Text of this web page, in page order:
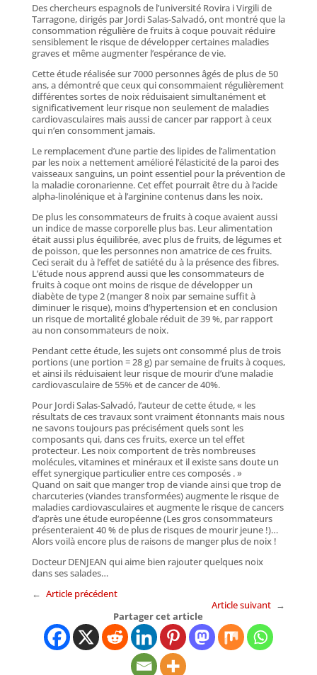
Des chercheurs espagnols de l’université Rovira i Virgili de
Tarragone, dirigés par Jordi Salas-Salvadó, ont montré que la
consommation régulière de fruits à coque pouvait réduire
sensiblement le risque de développer certaines maladies
graves et même augmenter l’espérance de vie.
Cette étude réalisée sur 7000 personnes âgés de plus de 50
ans, a démontré que ceux qui consommaient régulièrement
différentes sortes de noix réduisaient simultanément et
significativement leur risque non seulement de maladies
cardiovasculaires mais aussi de cancer par rapport à ceux
qui n’en consomment jamais.
Le remplacement d’une partie des lipides de l’alimentation
par les noix a nettement amélioré l’élasticité de la paroi des
vaisseaux sanguins, un point essentiel pour la prévention de
la maladie coronarienne. Cet effet pourrait être du à l’acide
alpha-linolénique et à l’arginine contenus dans les noix.
De plus les consommateurs de fruits à coque avaient aussi
un indice de masse corporelle plus bas. Leur alimentation
était aussi plus équilibrée, avec plus de fruits, de légumes et
de poisson, que les personnes non amatrice de ces fruits.
Ceci serait du à l’effet de satiété du à la présence des fibres.
L’étude nous apprend aussi que les consommateurs de
fruits à coque ont moins de risque de développer un
diabète de type 2 (manger 8 noix par semaine suffit à
diminuer le risque), moins d’hypertension et en conclusion
un risque de mortalité globale réduit de 39 %, par rapport
au non consommateurs de noix.
Pendant cette étude, les sujets ont consommé plus de trois
portions (une portion = 28 g) par semaine de fruits à coques,
et ainsi ils réduisaient leur risque de mourir d’une maladie
cardiovasculaire de 55% et de cancer de 40%.
Pour Jordi Salas-Salvadó, l’auteur de cette étude, « les
résultats de ces travaux sont vraiment étonnants mais nous
ne savons toujours pas précisément quels sont les
composants qui, dans ces fruits, exerce un tel effet
protecteur. Les noix comportent de très nombreuses
molécules, vitamines et minéraux et il existe sans doute un
effet synergique particulier entre ces composés . »
Quand on sait que manger trop de viande ainsi que trop de
charcuteries (viandes transformées) augmente le risque de
maladies cardiovasculaires et augmente le risque de cancers
d’après une étude européenne (Les gros consommateurs
présenteraient 40 % de plus de risques de mourir jeune !)…
Alors voilà encore plus de raisons de manger plus de noix !
Docteur DENJEAN qui aime bien rajouter quelques noix
dans ses salades…
← Article précédent
Article suivant →
Partager cet article